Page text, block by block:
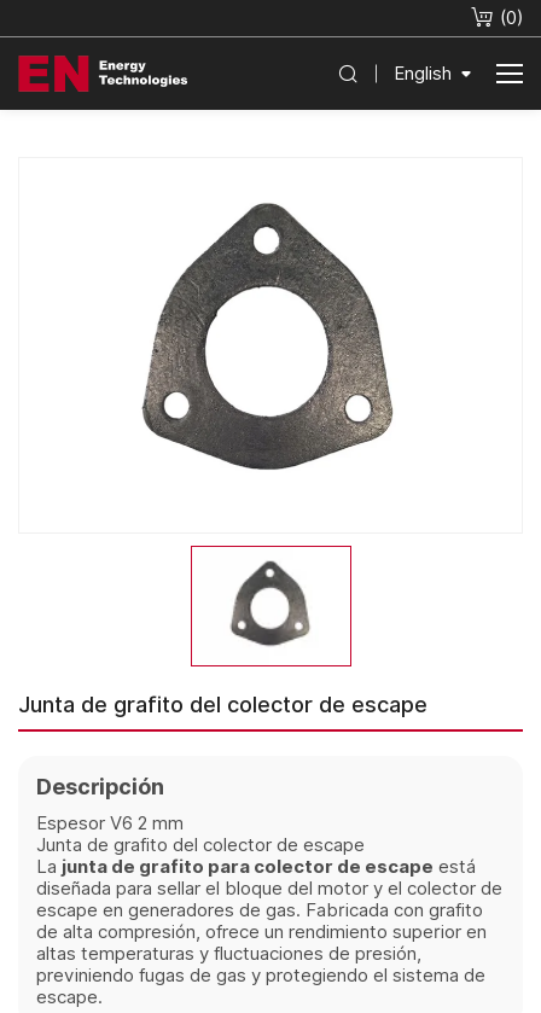
(0)
English
Junta de grafito del colector de escape
Descripción
Espesor V6 2 mm
Junta de grafito del colector de escape
La junta de grafito para colector de escape está
diseñada para sellar el bloque del motor y el colector de
escape en generadores de gas. Fabricada con grafito
de alta compresión, ofrece un rendimiento superior en
altas temperaturas y fluctuaciones de presión,
previniendo fugas de gas y protegiendo el sistema de
escape.